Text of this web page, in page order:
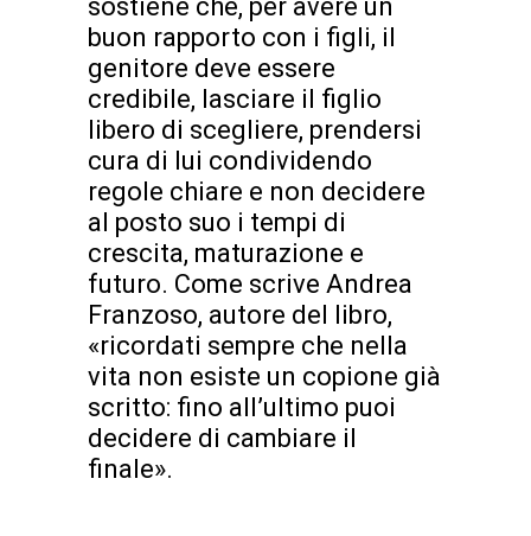
sostiene che, per avere un
buon rapporto con i figli, il
genitore deve essere
credibile, lasciare il figlio
libero di scegliere, prendersi
cura di lui condividendo
regole chiare e non decidere
al posto suo i tempi di
crescita, maturazione e
futuro. Come scrive Andrea
Franzoso, autore del libro,
«ricordati sempre che nella
vita non esiste un copione già
scritto: fino all’ultimo puoi
decidere di cambiare il
finale».